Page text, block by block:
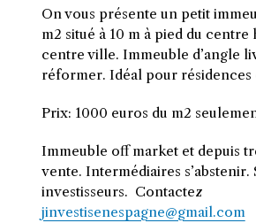
On vous présente un petit
m2 situé à 10 m à pied du centre
centre ville. Immeuble d’angle
réformer. Idéal pour résidences
Prix: 1000 euros du m2
Immeuble off market et depuis
vente. Intermédiaires s’abstenir.
investisseurs. Contactez
jinvestisenespagne@gmail.com